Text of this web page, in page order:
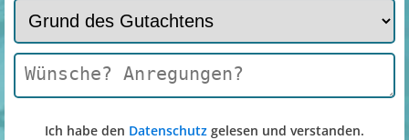
Ich habe den Datenschutz gelesen und verstanden.